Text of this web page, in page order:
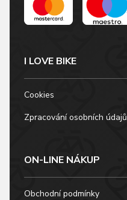
I LOVE BIKE
Cookies
Zpracování osobních údajů
ON-LINE NÁKUP
Obchodní podmínky